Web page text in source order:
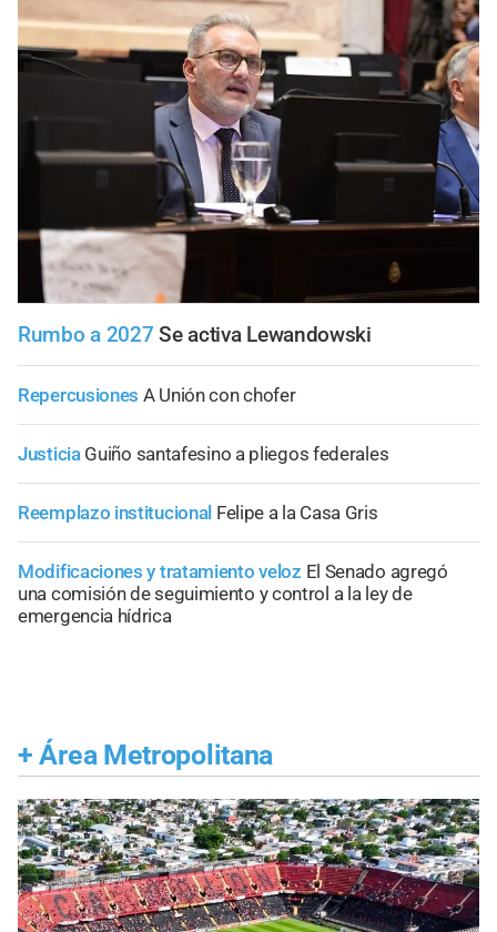
Rumbo a 2027 Se activa Lewandowski
Repercusiones A Unión con chofer
Justicia Guiño santafesino a pliegos federales
Reemplazo institucional Felipe a la Casa Gris
Modificaciones y tratamiento veloz El Senado agregó
una comisión de seguimiento y control a la ley de
emergencia hídrica
+ Área Metropolitana